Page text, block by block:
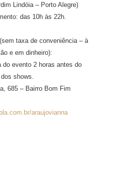
Lindóia – Porto Alegre)
das 10h às 22h.
taxa de conveniência – à
e em dinheiro):
do evento 2 horas antes do
shows.
685 – Bairro Bom Fim
araujovianna